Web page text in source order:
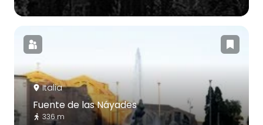
Italia
Fuente de las Náyades
336 m